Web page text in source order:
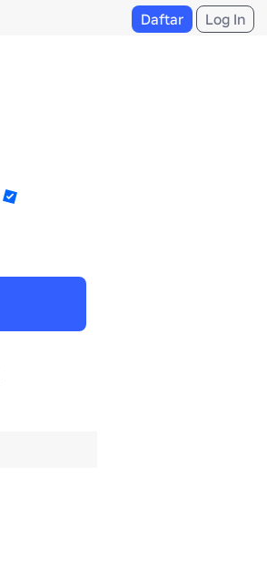
Daftar Log In